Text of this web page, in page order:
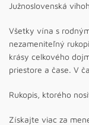
Južnoslovenská
Všetky vína s
nezameniteľný
krásy celkového
priestore a čase. V
Rukopis, ktorého
Získajte viac za